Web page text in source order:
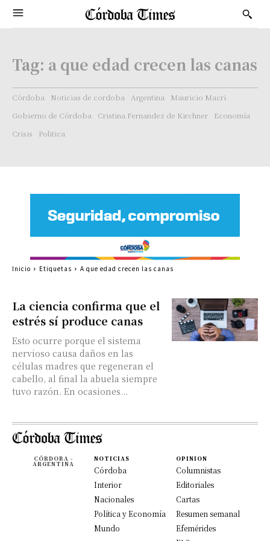
Tag: a que edad crecen las canas
Córdoba Noticias de cordoba Argentina
Mauricio Macri
Gobierno de Córdoba
Cristina Fernandez de Kirchner
Economía
Crisis
Politica
La ciencia confirma que el
estrés sí produce canas
Esto ocurre porque el sistema
nervioso causa daños en las
células madres que regeneran el
cabello, al final la abuela siempre
tuvo razón. En ocasiones...
Inicio Etiquetas A que edad crecen las canas
CÓRDOBA -
ARGENTINA
NOTICIAS
Córdoba
Interior
Nacionales
Política y Economía
Mundo
OPINION
Columnistas
Editoriales
Cartas
Resumen semanal
Efemérides